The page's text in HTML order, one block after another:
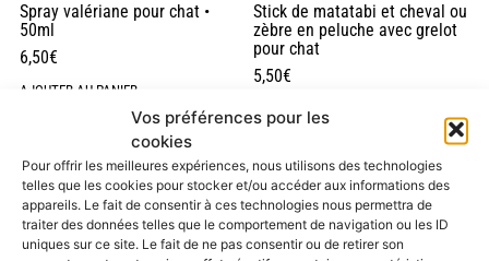
Vos préférences pour les
cookies
Pour offrir les meilleures expériences, nous utilisons des technologies
telles que les cookies pour stocker et/ou accéder aux informations des
appareils. Le fait de consentir à ces technologies nous permettra de
traiter des données telles que le comportement de navigation ou les ID
uniques sur ce site. Le fait de ne pas consentir ou de retirer son
Spray valériane pour chat •
50ml
6,50€
AJOUTER AU PANIER
Stick de matatabi et cheval ou
zèbre en peluche avec grelot
pour chat
5,50€
CHOIX DES OPTIONS